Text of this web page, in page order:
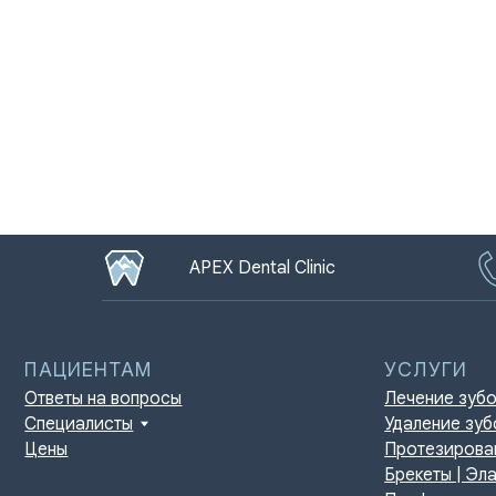
APEX Dental Clinic
ПАЦИЕНТАМ
Ответы на вопросы
Лечение зубов
Брекеты | Элайнеры
Профессиональная